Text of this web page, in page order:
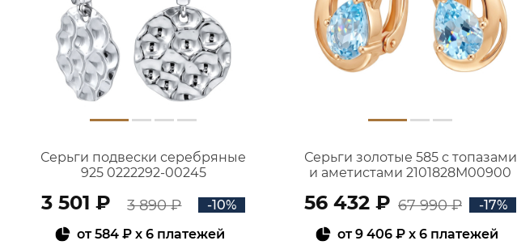
Серьги подвески серебряные
925 0222292-00245
3 501 ₽ 3 890 ₽
-10%
от584 ₽ x 6 платежей
Серьги золотые 585 с топазами
и аметистами 2101828М00900
56 432 ₽ 67 990 ₽
-17%
от9 406 ₽ x 6 платежей